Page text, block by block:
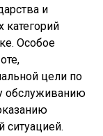
и
категорий
Особое
цели по
обслуживанию
ситуацией.